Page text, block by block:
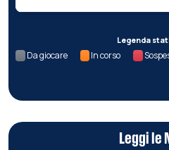
Legenda
Da giocare In corso
Leggi le